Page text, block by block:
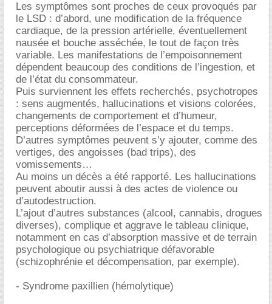
Les symptômes sont proches de ceux provoqués par
le LSD : d’abord, une modification de la fréquence
cardiaque, de la pression artérielle, éventuellement
nausée et bouche asséchée, le tout de façon très
variable. Les manifestations de l’empoisonnement
dépendent beaucoup des conditions de l’ingestion, et
de l’état du consommateur.
Puis surviennent les effets recherchés, psychotropes
: sens augmentés, hallucinations et visions colorées,
changements de comportement et d’humeur,
perceptions déformées de l’espace et du temps.
D’autres symptômes peuvent s’y ajouter, comme des
vertiges, des angoisses (bad trips), des
vomissements
Au moins un décès a été rapporté. Les hallucinations
peuvent aboutir aussi à des actes de violence ou
d’autodestruction.
L’ajout d’autres substances (alcool, cannabis, drogues
diverses), complique et aggrave le tableau clinique,
notamment en cas d’absorption massive et de terrain
psychologique ou psychiatrique défavorable
(schizophrénie et décompensation, par exemple).
- Syndrome paxillien (hémolytique)